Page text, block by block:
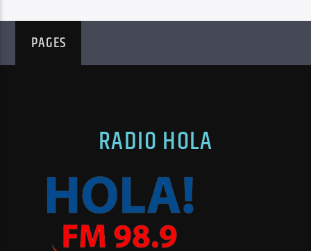
PAGES
RADIO HOLA